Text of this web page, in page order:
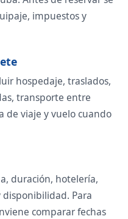
impuestos y
hospedaje, traslados,
transporte entre
de viaje y vuelo cuando
duración, hotelería,
disponibilidad. Para
comparar fechas